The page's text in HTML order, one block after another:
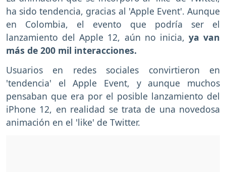
ha sido tendencia, gracias al 'Apple Event'. Aunque
en Colombia, el evento que podría ser el
lanzamiento del Apple 12, aún no inicia, ya van
más de 200 mil interacciones.
Usuarios en redes sociales convirtieron en
'tendencia' el Apple Event, y aunque muchos
pensaban que era por el posible lanzamiento del
iPhone 12, en realidad se trata de una novedosa
animación en el 'like' de Twitter.